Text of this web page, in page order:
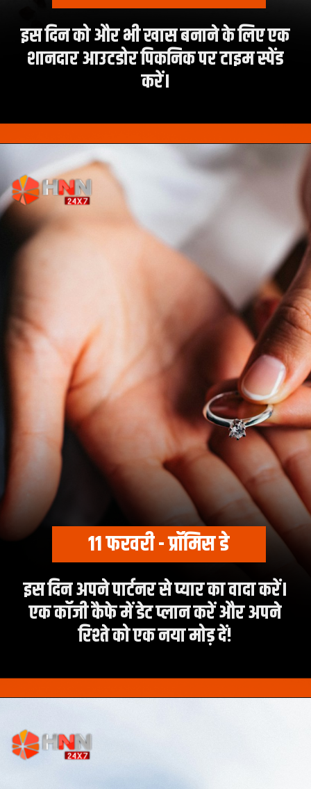
इस दिन को और भी खास बनाने के लिए एक
शानदार आउटडोर पिकनिक पर टाइम स्पेंड
करें।
इस दिन अपने पार्टनर से प्यार का वादा करें।
एक कॉजी कैफे में डेट प्लान करें और अपने
11 फरवरी - प्रॉमिस डे